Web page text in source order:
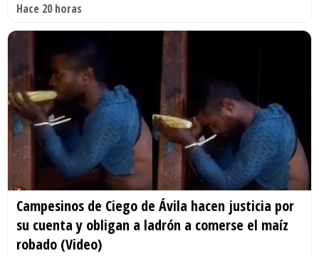
Hace 20 horas
Campesinos de Ciego de Ávila hacen justicia por
su cuenta y obligan a ladrón a comerse el maíz
robado (Video)